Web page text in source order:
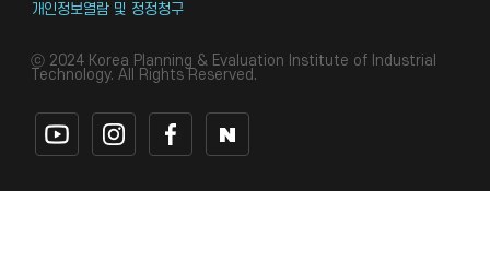
유튜브 바로가기인스타그램 바로가기
페이스북 바로가기네이버블로그 바로가기
ⓒ 2024 Korea Planning & Evaluation Institute of Industrial
Technology. All Rights Reserved.
개인정보열람 및 정정청구